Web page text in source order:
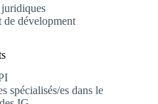
de dévelopment
spécialisés/es dans le